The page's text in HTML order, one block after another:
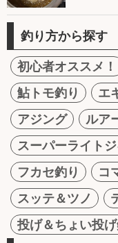
釣り方から探す
初心者オススメ！
鮎トモ釣り
エ
アジング
ルア
スーパーライト
フカセ釣り
コ
スッテ＆ツノ
投げ＆ちょい投げ